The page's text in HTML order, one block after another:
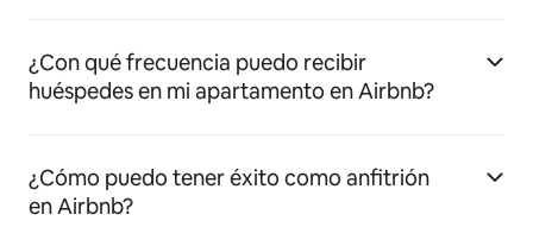
¿Con qué frecuencia puedo recibir
huéspedes en mi apartamento en Airbnb?
¿Cómo puedo tener éxito como anfitrión
en Airbnb?